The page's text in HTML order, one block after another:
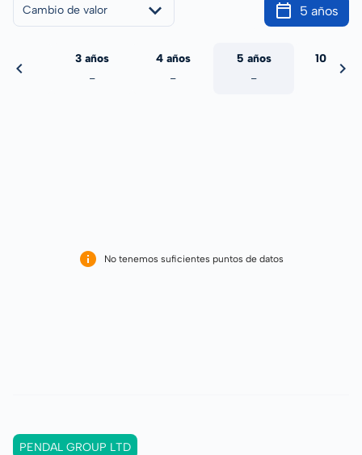
Cambio de valor 5 años
3 años
-
4 años
-
5 años
-
10 años
No tenemos suficientes puntos de datos
PENDAL GROUP LTD